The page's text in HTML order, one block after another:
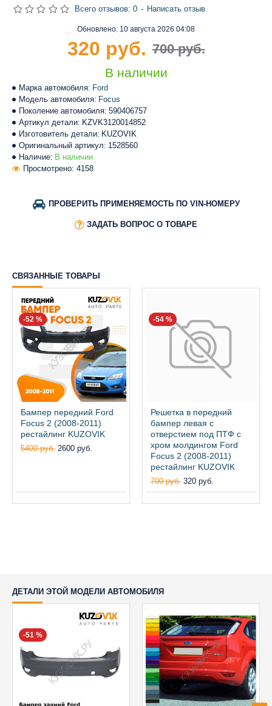
Наличие: В наличии
Марка автомобиля: Ford
Модель автомобиля: Focus
Поколение автомобиля: 590406757
Артикул детали: KZVK3120014852
Изготовитель детали: KUZOVIK
Оригинальный артикул: 1528560
Просмотрено: 4158
Обновлено: 10 августа 2026 04:08
В наличии
Всего отзывов: 0 - Написать отзыв
700 руб.
320 руб.
ПРОВЕРИТЬ ПРИМЕНЯЕМОСТЬ ПО VIN-НОМЕРУ
ЗАДАТЬ ВОПРОС О ТОВАРЕ
СВЯЗАННЫЕ ТОВАРЫ
-52 %
Бампер передний Ford
Focus 2 (2008-2011)
рестайлинг KUZOVIK
5400 руб. 2600 руб.
-54 %
Решетка в передний
бампер левая с
отверстием под ПТФ с
хром молдингом Ford
Focus 2 (2008-2011)
рестайлинг KUZOVIK
700 руб. 320 руб.
ДЕТАЛИ ЭТОЙ МОДЕЛИ АВТОМОБИЛЯ
-51 %